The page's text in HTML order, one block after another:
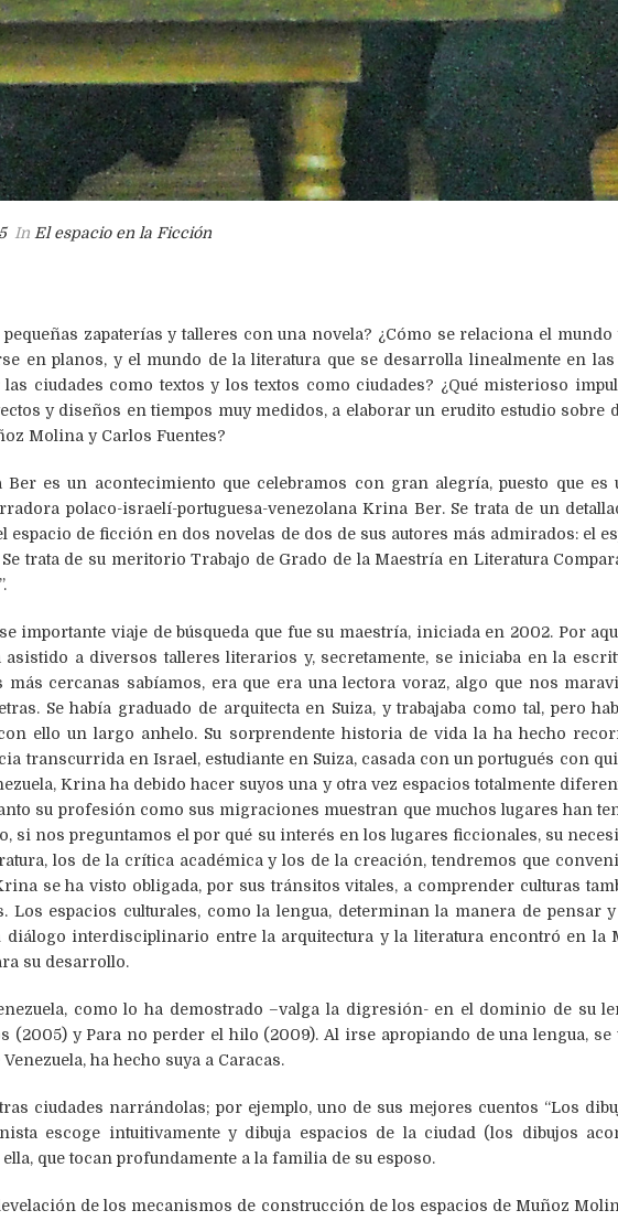
In El espacio en la Ficción
zapaterías y talleres con una novela? ¿Cómo se relaciona el
en planos, y el mundo de la literatura que se desarrolla linealmente en
ciudades como textos y los textos como ciudades? ¿Qué misterioso
y diseños en tiempos muy medidos, a elaborar un erudito estudio sobre
Molina y Carlos Fuentes?
es un acontecimiento que celebramos con gran alegría, puesto que es
polaco-israelí-portuguesa-venezolana Krina Ber. Se trata de un
espacio de ficción en dos novelas de dos de sus autores más admirados: el
trata de su meritorio Trabajo de Grado de la Maestría en Literatura
importante viaje de búsqueda que fue su maestría, iniciada en 2002. Por
asistido a diversos talleres literarios y, secretamente, se iniciaba en la
más cercanas sabíamos, era que era una lectora voraz, algo que nos
Se había graduado de arquitecta en Suiza, y trabajaba como tal, pero
ello un largo anhelo. Su sorprendente historia de vida la ha hecho
transcurrida en Israel, estudiante en Suiza, casada con un portugués con
Krina ha debido hacer suyos una y otra vez espacios totalmente
su profesión como sus migraciones muestran que muchos lugares han
si nos preguntamos el por qué su interés en los lugares ficcionales, su
los de la crítica académica y los de la creación, tendremos que
se ha visto obligada, por sus tránsitos vitales, a comprender culturas
Los espacios culturales, como la lengua, determinan la manera de pensar
diálogo interdisciplinario entre la arquitectura y la literatura encontró en la
su desarrollo.
como lo ha demostrado –valga la digresión- en el dominio de su
(2005) y Para no perder el hilo (2009). Al irse apropiando de una lengua, se
ha hecho suya a Caracas.
ciudades narrándolas; por ejemplo, uno de sus mejores cuentos “Los
escoge intuitivamente y dibuja espacios de la ciudad (los dibujos
que tocan profundamente a la familia de su esposo.
de los mecanismos de construcción de los espacios de Muñoz